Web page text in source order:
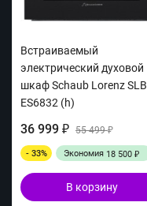
Встраиваемый
электрический духовой
шкаф Schaub Lorenz SLB
ES6832 (h)
36 999 ₽ 55 499₽
- 33% Экономия 18 500 ₽
В корзину